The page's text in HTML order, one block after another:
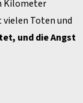
Kilometer
Toten und
und die Angst